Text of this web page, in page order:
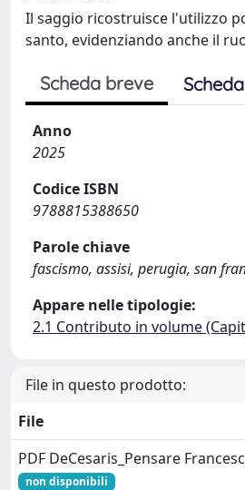
Il saggio ricostruisce l'utilizzo
santo, evidenziando anche il
Scheda breve
Anno
2025
Codice ISBN
9788815388650
Parole chiave
fascismo, assisi, perugia, san
Appare nelle tipologie:
2.1 Contributo in volume
File in questo prodotto:
File
PDF DeCesaris_Pensare
non disponibili